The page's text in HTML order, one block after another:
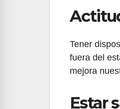
Tener
fuera del
mejora
Estar